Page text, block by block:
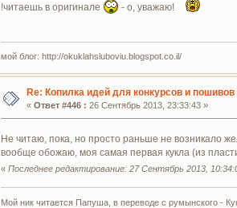
!читаешь в оригинале
- о, уважаю!
мой блог: http://okuklahsluboviu.blogspot.co.il/
Re: Копилка идей для конкурсов и пошивов
« Ответ #446 : 26 Сентябрь 2013, 23:33:43 »
Не читаю, пока, но просто раньше не возникало
вообще обожаю, моя самая первая кукла (из
« Последнее редактирование: 27 Сентябрь 2013,
Мой ник читается Папуша, в переводе с румынского -